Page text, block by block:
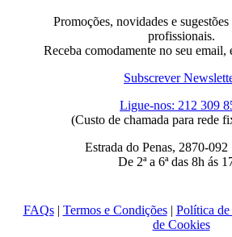
Promoções, novidades e
profissionais.
Receba comodamente no seu email,
Subscrever
Ligue-nos: 212 309
(Custo de chamada para rede
Estrada do Penas, 2870-
De 2ª a 6ª das 8h ás
FAQs| Termos e Condições| Política
de Cookies